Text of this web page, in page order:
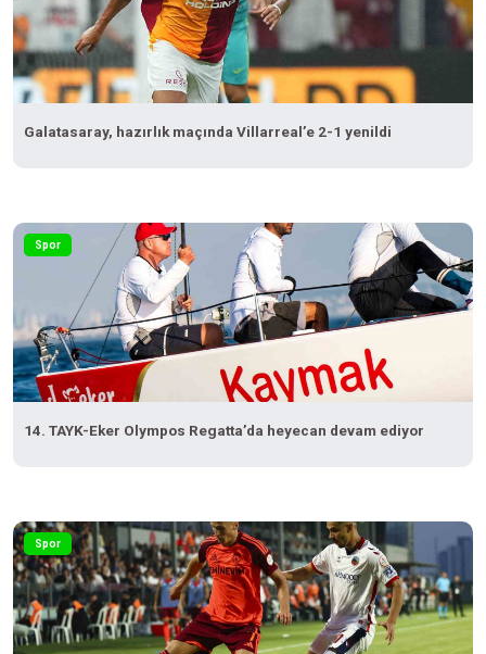
Galatasaray, hazırlık maçında Villarreal’e 2-1 yenildi
Spor
14. TAYK-Eker Olympos Regatta’da heyecan devam ediyor
Spor